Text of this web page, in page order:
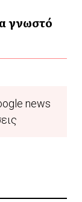
γνωστό
news